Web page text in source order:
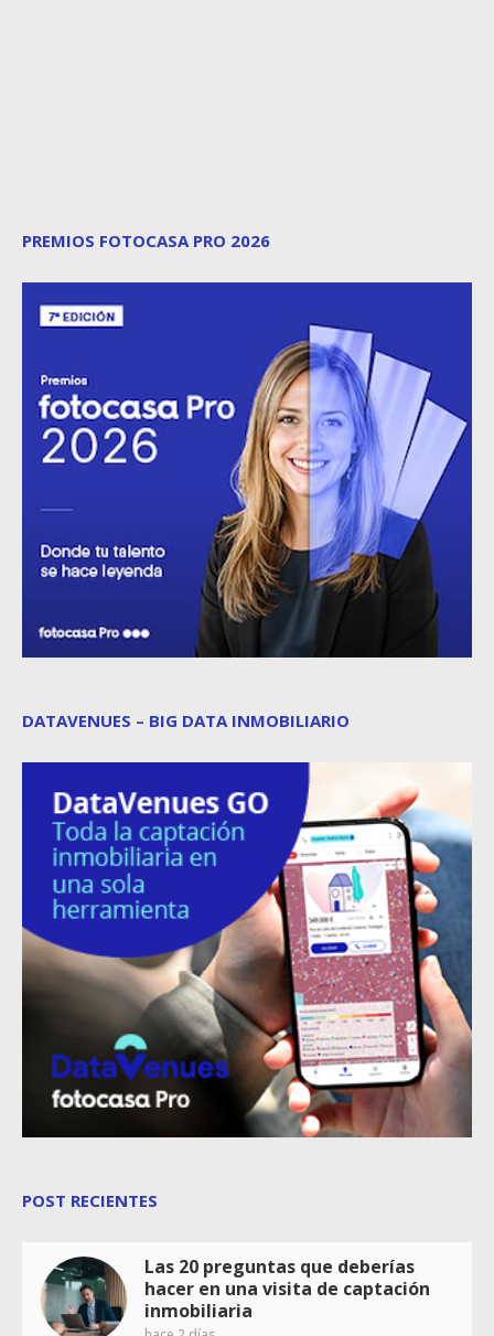
PREMIOS FOTOCASA PRO 2026
DATAVENUES – BIG DATA INMOBILIARIO
POST RECIENTES
Las 20 preguntas que deberías
hacer en una visita de captación
inmobiliaria